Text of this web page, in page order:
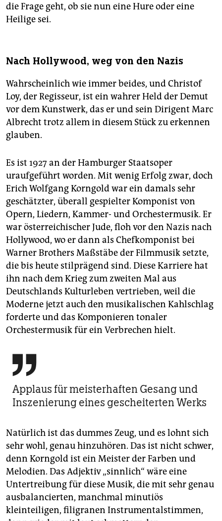
die Frage geht, ob sie nun eine Hure oder eine
Heilige sei.
Nach Hollywood, weg von den Nazis
Wahrscheinlich wie immer beides, und Christof
Loy, der Regisseur, ist ein wahrer Held der Demut
vor dem Kunstwerk, das er und sein Dirigent Marc
Albrecht trotz allem in diesem Stück zu erkennen
glauben.
Es ist 1927 an der Hamburger Staatsoper
uraufgeführt worden. Mit wenig Erfolg zwar, doch
Erich Wolfgang Korngold war ein damals sehr
geschätzter, überall gespielter Komponist von
Opern, Liedern, Kammer- und Orchestermusik. Er
war österreichischer Jude, floh vor den Nazis nach
Hollywood, wo er dann als Chefkomponist bei
Warner Brothers Maßstäbe der Filmmusik setzte,
die bis heute stilprägend sind. Diese Karriere hat
ihn nach dem Krieg zum zweiten Mal aus
Deutschlands Kulturleben vertrieben, weil die
Moderne jetzt auch den musikalischen Kahlschlag
forderte und das Komponieren tonaler
Orchestermusik für ein Verbrechen hielt.

Applaus für meisterhaften Gesang und
Inszenierung eines gescheiterten Werks
Natürlich ist das dummes Zeug, und es lohnt sich
sehr wohl, genau hinzuhören. Das ist nicht schwer,
denn Korngold ist ein Meister der Farben und
Melodien. Das Adjektiv „sinnlich“ wäre eine
Untertreibung für diese Musik, die mit sehr genau
ausbalancierten, manchmal minutiös
kleinteiligen, filigranen Instrumentalstimmen,